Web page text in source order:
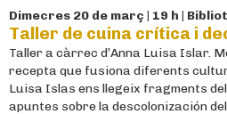
Dimecres 20 de març | 19 h |
Taller de cuina crítica i
Taller a càrrec d’Anna Luisa Islar.
recepta que fusiona diferents
Luisa Islas ens llegeix fragments
apuntes sobre la descolonización